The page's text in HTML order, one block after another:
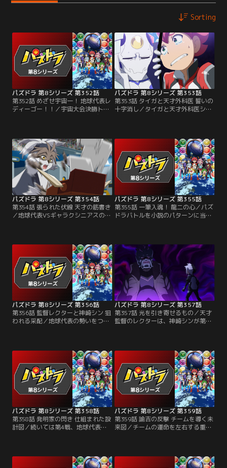
Sorting
パズドラ 第8シリーズ 第352話
第352話 めざせ宇宙一！ 地球代表レ
ディーゴー！！／宇宙大会決勝トー
ナメント一回戦、地球代表VSディレ
VS天才外科医シュネイガー！ 宇宙
のあらゆる天才を集めたギャラクシ
ニアスは強敵揃い。冷静な試合運び
をするシュネイガーに、タイガは
熱々の魂でぶつかる！
パズドラ 第8シリーズ 第353話
第353話 タイガと天才外科医 誓いの
十字消し／タイガと天才外科医シュ
利すると誓う。その心意気に感動す
るタイガだが、シュネイガーは突
然、大会が終わったらパズドラをや
めると口にする。タイガは大ショッ
クで……！
パズドラ 第8シリーズ 第354話
第354話 張られた伏線 天才の筋書き
／地球代表VSギャラクシニアスの第
れっ子の天才小説家・ピッツで、締
切前の原稿に追われていたのだっ
た。だがバトルが始まると、ピッツ
は独自の物語を紡いで龍二を引き込
もうとする！
パズドラ 第8シリーズ 第355話
第355話 一筆入魂！ 龍二の心／パズ
ドラバトルを小説のパターンに当て
い、自分のパズドラに集中する。盤
面が応えてくれることを信じて誠実
に向き合う龍二を見て、ふとピッツ
はかつての自分を思い出す。
パズドラ 第8シリーズ 第356話
第356話 監督レクターと神崎シン 狙
われる采配／地球代表の勢いをつけ
や、ほとんど試合に出ることのない
監督レクターがステージに上がって
くる。予想が外れたことを疑問に思
うさくらだが、シンはいつも通りに
試合を始めて……。
パズドラ 第8シリーズ 第357話
第357話 光を引き寄せるもの／天才
監督のレクターは、神崎シンが第3
通用しないかに見えたが、レクター
の「神書の管理者・メタトロン」の
高い防御力は簡単に崩せない。つい
に試合はターン8までもつれ込む！
パズドラ 第8シリーズ 第358話
第358話 発明家の閃き 仕組まれた設
計図／続いては第4戦、地球代表の
ジーナは、宇宙船トクザワのエンジ
パズドラ 第8シリーズ 第359話
第359話 諭吉の反撃 チームを導く未
来図／チームの運命を左右する重要
諭吉は少しずつ追い詰められてい